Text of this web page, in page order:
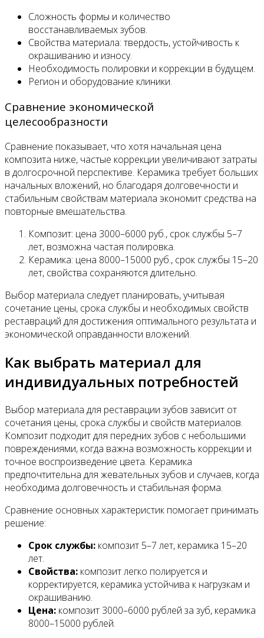
Сложность формы и количество
восстанавливаемых зубов.
Свойства материала: твердость, устойчивость к
окрашиванию и износу.
Необходимость полировки и коррекции в будущем.
Регион и оборудование клиники.
Сравнение экономической
целесообразности
Сравнение показывает, что хотя начальная цена
композита ниже, частые коррекции увеличивают затраты
в долгосрочной перспективе. Керамика требует больших
начальных вложений, но благодаря долговечности и
стабильным свойствам материала экономит средства на
повторные вмешательства.
Композит: цена 3000–6000 руб., срок службы 5–7
лет, возможна частая полировка.
Керамика: цена 8000–15000 руб., срок службы 15–20
лет, свойства сохраняются длительно.
Выбор материала следует планировать, учитывая
сочетание цены, срока службы и необходимых свойств
реставраций для достижения оптимального результата и
экономической оправданности вложений.
Как выбрать материал для
индивидуальных потребностей
Выбор материала для реставрации зубов зависит от
сочетания цены, срока службы и свойств материалов.
Композит подходит для передних зубов с небольшими
повреждениями, когда важна возможность коррекции и
точное воспроизведение цвета. Керамика
предпочтительна для жевательных зубов и случаев, когда
необходима долговечность и стабильная форма.
Сравнение основных характеристик помогает принимать
решение:
Срок службы: композит 5–7 лет, керамика 15–20
лет.
Свойства: композит легко полируется и
корректируется, керамика устойчива к нагрузкам и
окрашиванию.
Цена: композит 3000–6000 рублей за зуб, керамика
8000–15000 рублей.